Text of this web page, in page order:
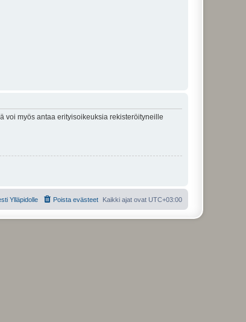
voi myös antaa erityisoikeuksia rekisteröityneille
Kaikki ajat ovat UTC+03:00
Poista evästeet
Ylläpidolle